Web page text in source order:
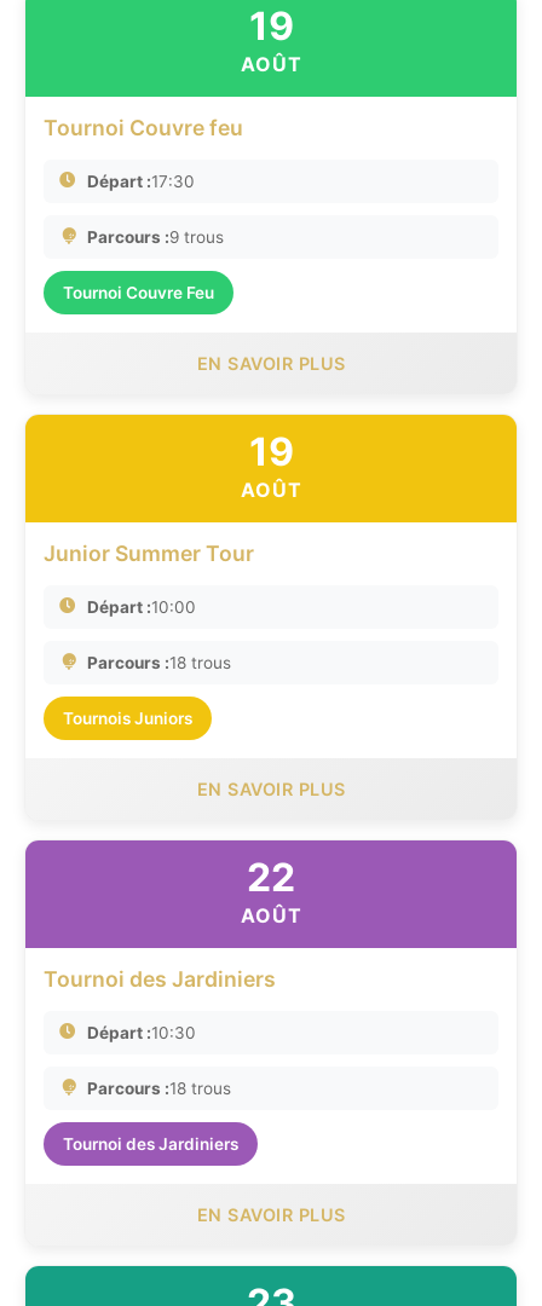
19
AOÛT
Tournoi Couvre feu
Départ :17:30
Parcours :9 trous
Tournoi Couvre Feu
EN SAVOIR PLUS
19
AOÛT
Junior Summer Tour
Départ :10:00
Parcours :18 trous
Tournois Juniors
EN SAVOIR PLUS
22
AOÛT
Tournoi des Jardiniers
Départ :10:30
Parcours :18 trous
Tournoi des Jardiniers
EN SAVOIR PLUS